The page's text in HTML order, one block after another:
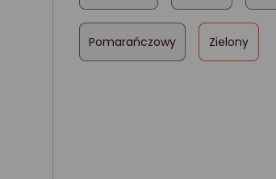
Pomarańczowy Zielony
zaznaczone